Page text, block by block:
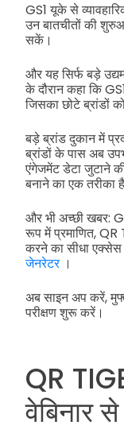
GS1 यूके से
उन बातचीतों की
सकें।
और यह सिर्फ बड़े
के दौरान कहा कि
जिसका छोटे ब्रांडों
बड़े ब्रांड दुकान में
ब्रांडों के पास अब
एंगेजमेंट डेटा जुटाने
बनाने का एक तरीका
और भी अच्छी खबर:
रूप में प्रमाणित, QR
करने का सीधा
जेनरेटर।
अब साइन अप करें,
परीक्षण शुरू करें।
QR
वेबिनार